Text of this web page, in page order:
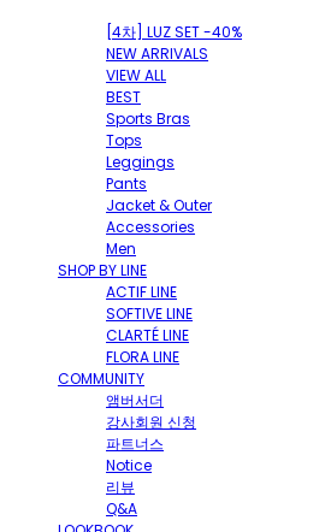
[4차] LUZ SET -40%
NEW ARRIVALS
VIEW ALL
BEST
Sports Bras
Tops
Leggings
Pants
Jacket & Outer
Accessories
Men
SHOP BY LINE
ACTIF LINE
SOFTIVE LINE
CLARTÉ LINE
FLORA LINE
COMMUNITY
앰버서더
강사회원 신청
파트너스
Notice
리뷰
Q&A